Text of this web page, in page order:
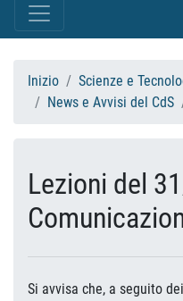
Inizio
Scienze e
News e Avvisi del CdS
Lezioni del
Si avvisa che, a seguito